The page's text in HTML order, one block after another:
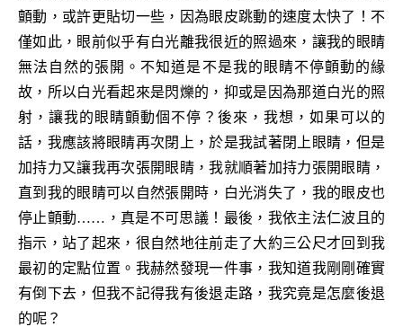
顫動，或許更貼切一些，因為眼皮跳動的速度太快了！不
僅如此，眼前似乎有白光離我很近的照過來，讓我的眼睛
無法自然的張開。不知道是不是我的眼睛不停顫動的緣
故，所以白光看起來是閃爍的，抑或是因為那道白光的照
射，讓我的眼睛顫動個不停？後來，我想，如果可以的
話，我應該將眼睛再次閉上，於是我試著閉上眼睛，但是
加持力又讓我再次張開眼睛，我就順著加持力張開眼睛，
直到我的眼睛可以自然張開時，白光消失了，我的眼皮也
停止顫動……，真是不可思議！最後，我依主法仁波且的
指示，站了起來，很自然地往前走了大約三公尺才回到我
最初的定點位置。我赫然發現一件事，我知道我剛剛確實
有倒下去，但我不記得我有後退走路，我究竟是怎麼後退
的呢？